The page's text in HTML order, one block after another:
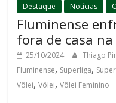
Destaque Notícias
Fluminense
fora de casa
25/10/2024 Thiago
Fluminense, Superliga,
Vôlei,Vôlei,Vôlei Feminino